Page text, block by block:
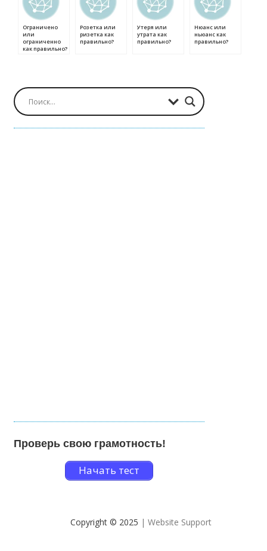
Ограничено
или
ограниченно
как правильно?
Розетка или
ризетка как
правильно?
Утеря или
утрата как
правильно?
Нюанс или
ньюанс как
правильно?
Проверь свою грамотность!
Начать тест
Copyright © 2025 | Website Support